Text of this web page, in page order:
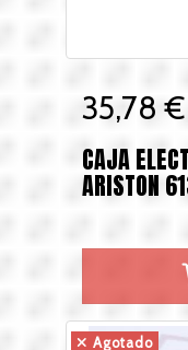
35,78 €
CAJA
ARISTON
Agotado